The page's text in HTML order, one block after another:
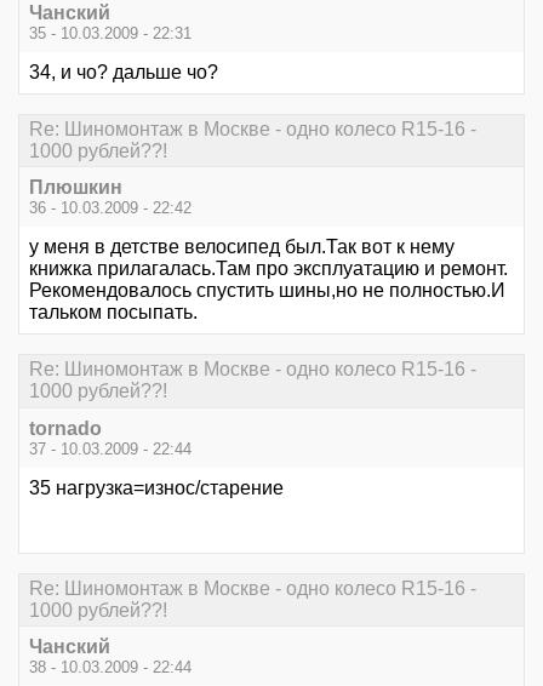
Чанский
35 - 10.03.2009 - 22:31
34, и чо? дальше чо?
Re: Шиномонтаж в Москве - одно колесо R15-16 -
1000 рублей??!
Плюшкин
36 - 10.03.2009 - 22:42
у меня в детстве велосипед был.Так вот к нему
книжка прилагалась.Там про эксплуатацию и ремонт.
Рекомендовалось спустить шины,но не полностью.И
тальком посыпать.
Re: Шиномонтаж в Москве - одно колесо R15-16 -
1000 рублей??!
tornado
37 - 10.03.2009 - 22:44
35 нагрузка=износ/старение
Re: Шиномонтаж в Москве - одно колесо R15-16 -
1000 рублей??!
Чанский
38 - 10.03.2009 - 22:44